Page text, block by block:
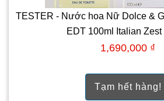
TESTER - Nước hoa Nữ Dolce &
EDT 100ml Italian Zest
1,690,000 ₫
Tạm hết hàng!